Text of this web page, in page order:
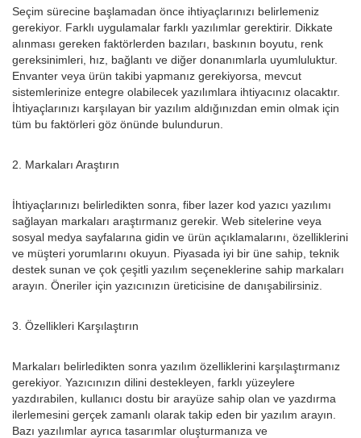
Seçim sürecine başlamadan önce ihtiyaçlarınızı belirlemeniz
gerekiyor. Farklı uygulamalar farklı yazılımlar gerektirir. Dikkate
alınması gereken faktörlerden bazıları, baskının boyutu, renk
gereksinimleri, hız, bağlantı ve diğer donanımlarla uyumluluktur.
Envanter veya ürün takibi yapmanız gerekiyorsa, mevcut
sistemlerinize entegre olabilecek yazılımlara ihtiyacınız olacaktır.
İhtiyaçlarınızı karşılayan bir yazılım aldığınızdan emin olmak için
tüm bu faktörleri göz önünde bulundurun.
2. Markaları Araştırın
İhtiyaçlarınızı belirledikten sonra, fiber lazer kod yazıcı yazılımı
sağlayan markaları araştırmanız gerekir. Web sitelerine veya
sosyal medya sayfalarına gidin ve ürün açıklamalarını, özelliklerini
ve müşteri yorumlarını okuyun. Piyasada iyi bir üne sahip, teknik
destek sunan ve çok çeşitli yazılım seçeneklerine sahip markaları
arayın. Öneriler için yazıcınızın üreticisine de danışabilirsiniz.
3. Özellikleri Karşılaştırın
Markaları belirledikten sonra yazılım özelliklerini karşılaştırmanız
gerekiyor. Yazıcınızın dilini destekleyen, farklı yüzeylere
yazdırabilen, kullanıcı dostu bir arayüze sahip olan ve yazdırma
ilerlemesini gerçek zamanlı olarak takip eden bir yazılım arayın.
Bazı yazılımlar ayrıca tasarımlar oluşturmanıza ve